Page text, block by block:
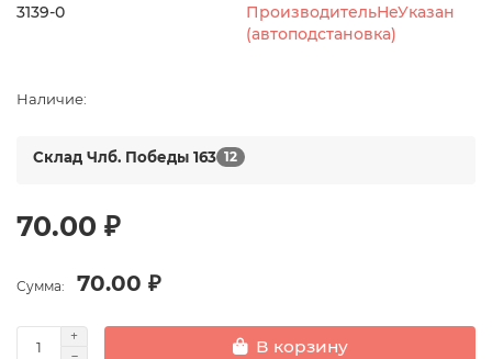
3139-0
ПроизводительНеУказан
(автоподстановка)
Наличие:
Склад Члб. Победы 163 12
70.00 ₽
Сумма: 70.00 ₽
В корзину